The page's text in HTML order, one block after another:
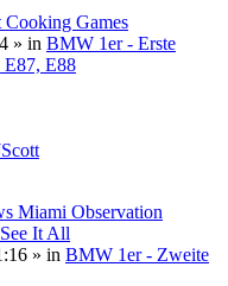
Cooking Games
» in BMW 1er - Erste
E87, E88
Miami Observation
It All
» in BMW 1er - Zweite